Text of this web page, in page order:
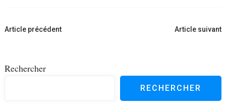
Navigation
Article précédent Article suivant
Rechercher
RECHERCHER